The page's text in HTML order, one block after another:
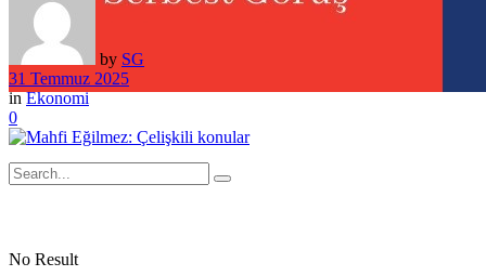
No Result
by SG
31 Temmuz 2025
in Ekonomi
0